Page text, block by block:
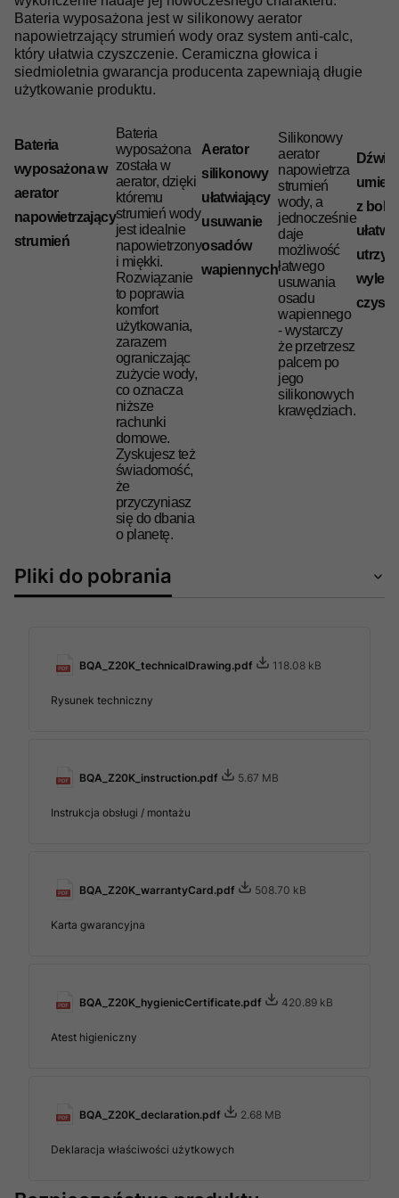
Bateria wyposażona jest w silikonowy aerator
napowietrzający strumień wody oraz system anti-calc,
który ułatwia czyszczenie. Ceramiczna głowica i
siedmioletnia gwarancja producenta zapewniają długie
użytkowanie produktu.
Bateria
wyposażona w
aerator
napowietrzający
strumień
Bateria
wyposażona
została w
aerator, dzięki
któremu
strumień wody
jest idealnie
napowietrzony
i miękki.
Rozwiązanie
to poprawia
komfort
użytkowania,
zarazem
ograniczając
zużycie wody,
co oznacza
niższe
rachunki
domowe.
Zyskujesz też
świadomość,
że
przyczyniasz
się do dbania
o planetę.
Aerator
silikonowy
ułatwiający
usuwanie
osadów
wapiennych
Silikonowy
aerator
napowietrza
strumień
wody, a
jednocześnie
daje
możliwość
łatwego
usuwania
osadu
wapiennego
- wystarczy
że przetrzesz
palcem po
jego
silikonowych
krawędziach.
z boku
ułatwia
Pliki do pobrania
BQA_Z20K_technicalDrawing.pdf 118.08 kB
Rysunek techniczny
BQA_Z20K_instruction.pdf 5.67 MB
Instrukcja obsługi / montażu
BQA_Z20K_warrantyCard.pdf 508.70 kB
Karta gwarancyjna
BQA_Z20K_hygienicCertificate.pdf 420.89 kB
Atest higieniczny
BQA_Z20K_declaration.pdf 2.68 MB
Deklaracja właściwości użytkowych